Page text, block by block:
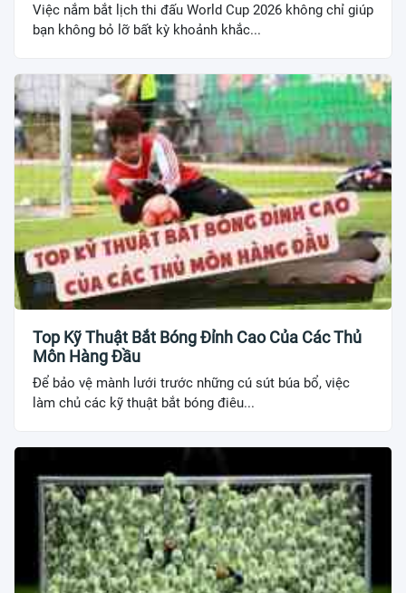
Việc nắm bắt lịch thi đấu World Cup 2026 không chỉ giúp
bạn không bỏ lỡ bất kỳ khoảnh khắc...
Top Kỹ Thuật Bắt Bóng Đỉnh Cao Của Các Thủ
Môn Hàng Đầu
Để bảo vệ mành lưới trước những cú sút búa bổ, việc
làm chủ các kỹ thuật bắt bóng điêu...